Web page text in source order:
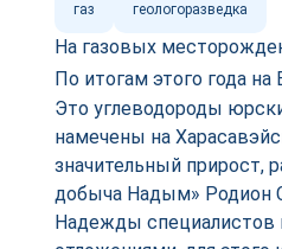
газ геологоразведка
На газовых
По итогам этого года
Это углеводороды
намечены на
значительный прирост,
добыча Надым» Родион
Надежды